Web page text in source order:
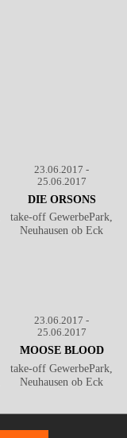
23.06.2017 -
25.06.2017
DIE ORSONS
take-off GewerbePark,
Neuhausen ob Eck
23.06.2017 -
25.06.2017
MOOSE BLOOD
take-off GewerbePark,
Neuhausen ob Eck